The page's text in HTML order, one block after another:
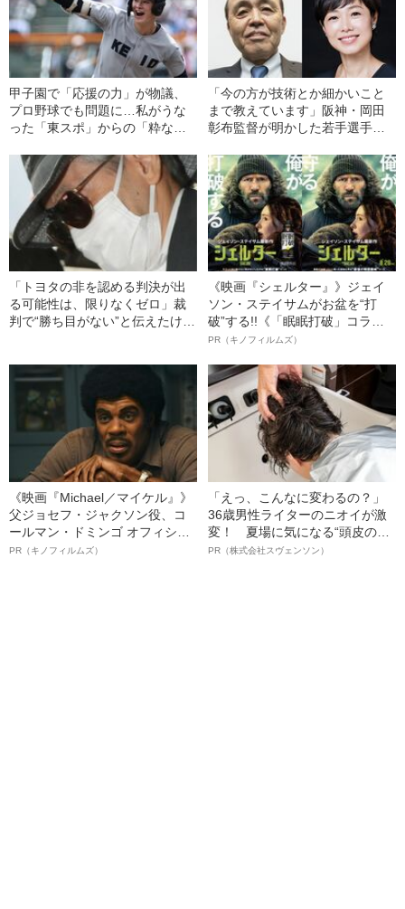
甲子園で「応援の力」が物議、
プロ野球でも問題に…私がうな
った「東スポ」からの「粋な提
「今の方が技術とか細かいこと
まで教えています」阪神・岡田
彰布監督が明かした若手選手の
「トヨタの非を認める判決が出
る可能性は、限りなくゼロ」裁
判で“勝ち目がない”と伝えたけれ
の葛藤」
《映画『シェルター』》ジェイ
ソン・ステイサムがお盆を“打
破”する!!《「眠眠打破」コラ
ボ》
PR（キノフィルムズ）
《映画『Michael／マイケル』》
父ジョセフ・ジャクソン役、コ
ールマン・ドミンゴ オフィシャ
ルインタビュー“観客を魅了した
PR（キノフィルムズ）
「えっ、こんなに変わるの？」
36歳男性ライターのニオイが激
変！ 夏場に気になる“頭皮のニ
オイ”や“ベタつき”を解消す
PR（株式会社スヴェンソン）